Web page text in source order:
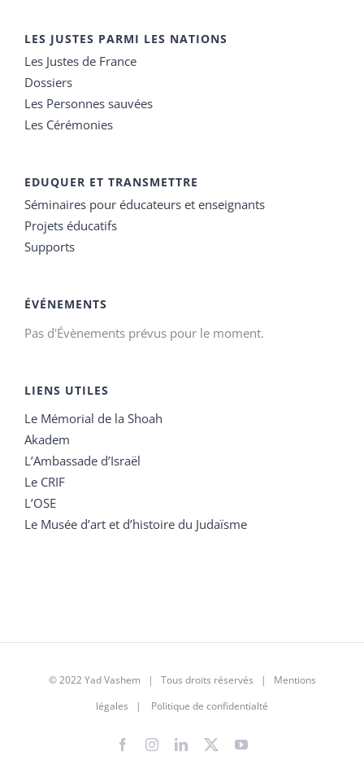
LES JUSTES PARMI LES NATIONS
Les Justes de France
Dossiers
Les Personnes sauvées
Les Cérémonies
EDUQUER ET TRANSMETTRE
Séminaires pour éducateurs et enseignants
Projets éducatifs
Supports
ÉVÉNEMENTS
Pas d'Évènements prévus pour le moment.
LIENS UTILES
Le Mémorial de la Shoah
Akadem
L’Ambassade d’Israël
Le CRIF
L’OSE
Le Musée d’art et d’histoire du Judaïsme
© 2022 Yad Vashem | Tous droits réservés | Mentions
légales | Politique de confidentialté
FacebookInstagramLinkedIn
X YouTube